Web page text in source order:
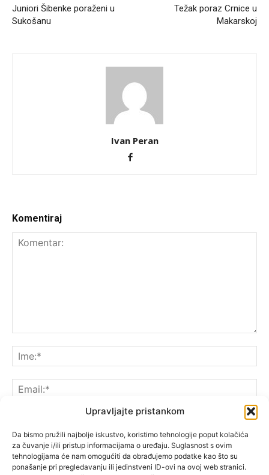
Upravljajte pristankom
Da bismo pružili najbolje iskustvo, koristimo tehnologije poput kolačića
za čuvanje i/ili pristup informacijama o uređaju. Suglasnost s ovim
tehnologijama će nam omogućiti da obrađujemo podatke kao što su
ponašanje pri pregledavanju ili jedinstveni ID-ovi na ovoj web stranici.
Juniori Šibenke poraženi u
Sukošanu
Težak poraz Crnice u
Makarskoj
Ivan Peran
Komentiraj
Spremite moje ime, e-poštu i web-lokaciju u ovom
pregledniku sljedeći put kada komentarirate.